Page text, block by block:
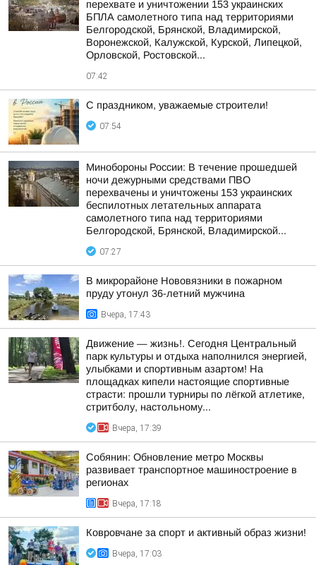
перехвате и уничтожении 153 украинских
БПЛА самолетного типа над территориями
Белгородской, Брянской, Владимирской,
Воронежской, Калужской, Курской, Липецкой,
Орловской, Ростовской...
07:42
С праздником, уважаемые строители!
07:54
Минобороны России: В течение прошедшей
ночи дежурными средствами ПВО
перехвачены и уничтожены 153 украинских
беспилотных летательных аппарата
самолетного типа над территориями
Белгородской, Брянской, Владимирской...
07:27
В микрорайоне Нововязники в пожарном
пруду утонул 36-летний мужчина
Вчера, 17:43
Движение — жизнь!. Сегодня Центральный
парк культуры и отдыха наполнился энергией,
улыбками и спортивным азартом! На
площадках кипели настоящие спортивные
страсти: прошли турниры по лёгкой атлетике,
стритболу, настольному...
Вчера, 17:39
Собянин: Обновление метро Москвы
развивает транспортное машиностроение в
регионах
Вчера, 17:18
Ковровчане за спорт и активный образ жизни!
Вчера, 17:03